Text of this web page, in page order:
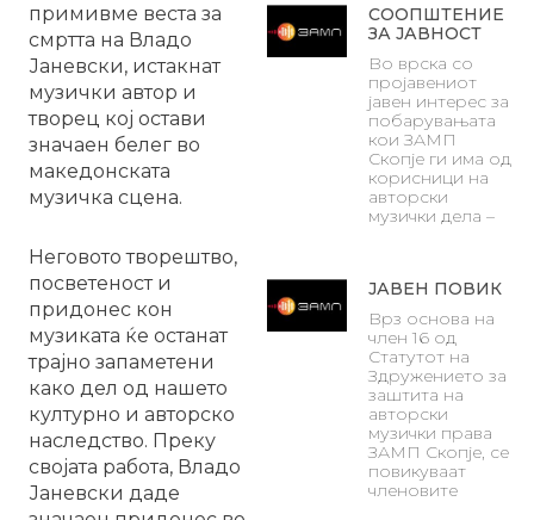
примивме веста за
смртта на Владо
Јаневски, истакнат
музички автор и
творец кој остави
значаен белег во
македонската
музичка сцена.
Неговото творештво,
посветеност и
придонес кон
музиката ќе останат
трајно запаметени
како дел од нашето
културно и авторско
наследство. Преку
својата работа, Владо
Јаневски даде
СООПШТЕНИЕ
ЗА ЈАВНОСТ
Во врска со
пројавениот
јавен интерес за
побарувањата
кои ЗАМП
Скопје ги има од
корисници на
авторски
музички дела –
ЈАВЕН ПОВИК
Врз основа на
член 16 од
Статутот на
Здружението за
заштита на
авторски
музички права
ЗАМП Скопје, се
повикуваат
членовите